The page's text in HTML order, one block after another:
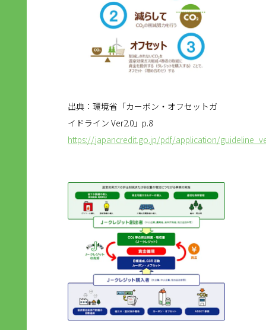
出典：環境省「カーボン・オフセットガ
イドライン Ver2.0」p.8
https://japancredit.go.jp/pdf/application/